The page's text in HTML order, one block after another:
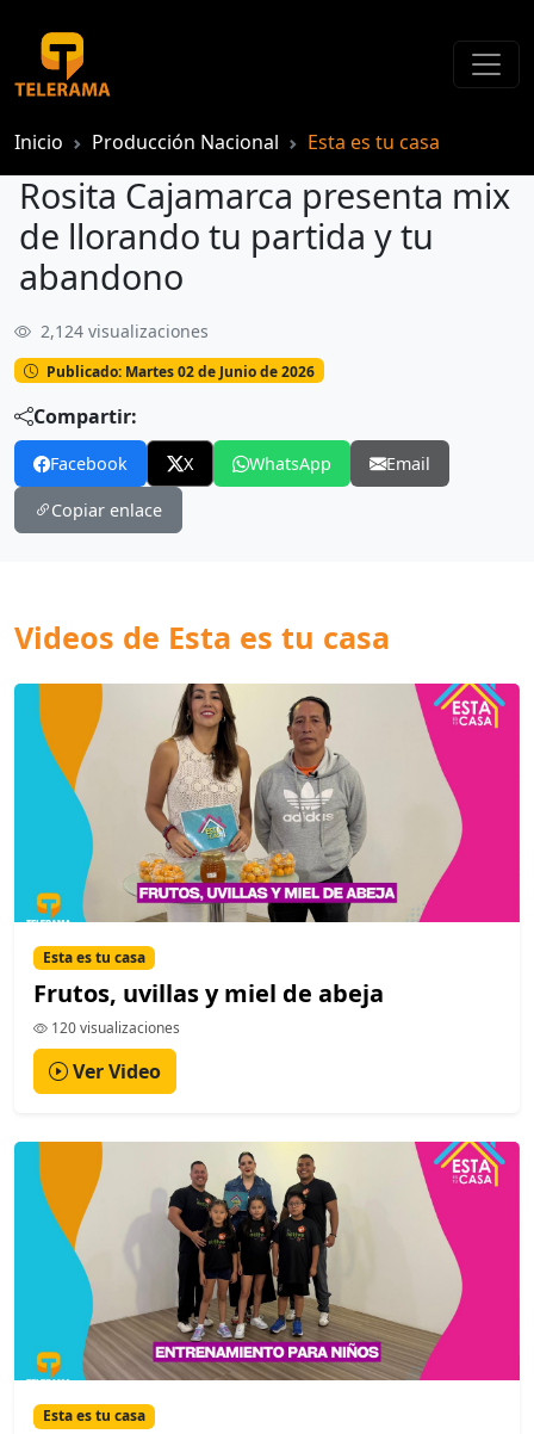
Inicio Producción Nacional Esta es tu casa
Rosita Cajamarca presenta mix
de llorando tu partida y tu
abandono
2,124 visualizaciones
Publicado: Martes 02 de Junio de 2026
Compartir:
Facebook X WhatsApp Email
Copiar enlace
Videos de Esta es tu casa
Esta es tu casa
Frutos, uvillas y miel de abeja
120 visualizaciones
Ver Video
Esta es tu casa